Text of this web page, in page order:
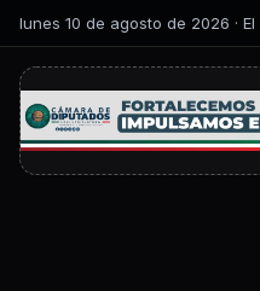
lunes 10 de agosto de 2026 ·